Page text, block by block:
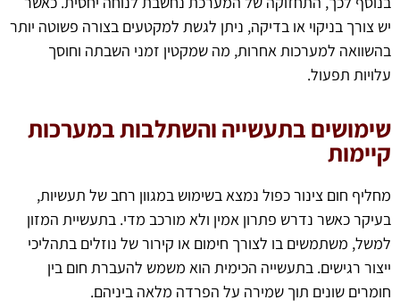
יש צורך בניקוי או בדיקה, ניתן לגשת למקטעים בצורה פשוטה יותר
בהשוואה למערכות אחרות, מה שמקטין זמני השבתה וחוסך
עלויות תפעול.
שימושים בתעשייה והשתלבות במערכות
קיימות
מחליף חום צינור כפול נמצא בשימוש במגוון רחב של תעשיות,
בעיקר כאשר נדרש פתרון אמין ולא מורכב מדי. בתעשיית המזון
למשל, משתמשים בו לצורך חימום או קירור של נוזלים בתהליכי
ייצור רגישים. בתעשייה הכימית הוא משמש להעברת חום בין
חומרים שונים תוך שמירה על הפרדה מלאה ביניהם.